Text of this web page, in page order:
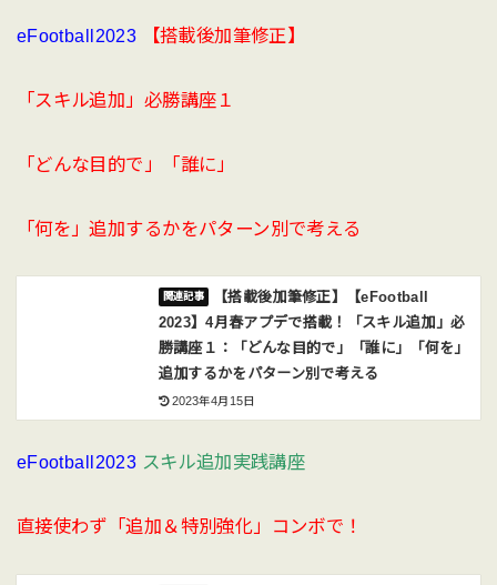
eFootball2023 【搭載後加筆修正】
「スキル追加」必勝講座１
「どんな目的で」「誰に」
「何を」追加するかをパターン別で考える
【搭載後加筆修正】【eFootball
2023】4月春アプデで搭載！「スキル追加」必
勝講座１：「どんな目的で」「誰に」「何を」
追加するかをパターン別で考える
2023年4月15日
eFootball2023 スキル追加実践講座
直接使わず「追加＆特別強化」コンボで！